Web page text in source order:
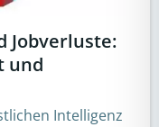
Jobverluste:
und
Intelligenz